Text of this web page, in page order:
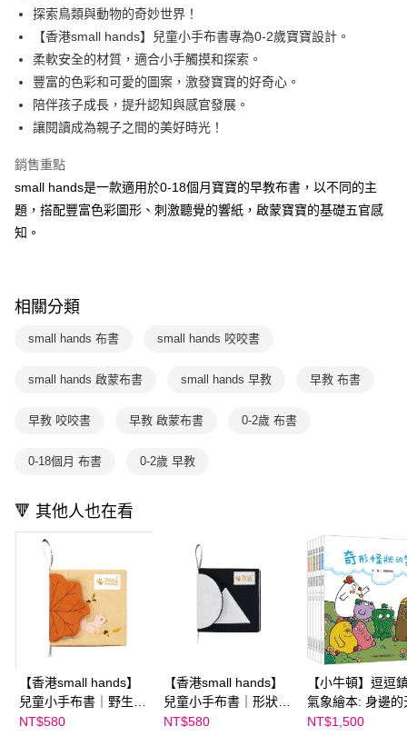
2.付款方式選擇「大哥付你分期」，訂單成立後會自動跳轉到大哥付的交易
流程，驗證手機門號後，選擇欲分期的期數、繳款截止日，確認付款後即完
成交易。
3.實際核准額度、可分期數及費用金額請依後續交易確認頁面所載為準。
4.訂單成立30分鐘內，如未前往確認交易或遇審核未通過，訂單將自動取
消。如遇「轉專審核」未通過狀況，表示未達大哥付你分期系統評分，恕無
法說明評估內容。
【繳款方式說明】
2.透過簡訊連結打開帳單後，可選擇「超商條碼／台灣大直營門市／銀行轉
帳／街口支付／iPASS MONEY」等通路繳費。
【注意事項】
1.本服務係由「台灣大哥大股份有限公司」（以下簡稱本公司）所提供，讓
資料（包含姓名、電話或地址）提供予台灣大哥大進項蒐集、處理及利用，
由本公司與您本人進行分期帳單所需資料之確認、核對及更正。
3.完整用戶服務條款，請詳閱以下連結：https://oppay.tw/userRule
相關說明
【關於「AFTEE先享後付」】
便利好安心！
１．簡單：不需註冊會員、不需綁卡、不需儲值。
２．便利：只要手機號碼，簡訊認證，即可結帳。
３．安心：先確認商品／服務後，再付款。
１．於結帳方式選擇「AFTEE先享後付」後，將跳轉至「AFTEE先享後付」
結帳頁面，進行簡訊認證並確認金額後，即可完成結帳。
２．訂單成立數日內，您將收到繳費通知簡訊。
３．收到繳費通知簡訊後14天內，點擊此簡訊中的連結，可透過四大超商／
ATM／網路銀行／等多元方式進行付款，方視為交易完成。
是否繳費成功／繳費後需取消欲退款等相關疑問，請聯繫「AFTEE先享後付
１．透過由恩沛科技股份有限公司提供之「AFTEE先享後付」服務完成之交
２．關於個人資料處理事宜，請瀏覽以下網址：
３．未成年的使用者請事先徵得法定代理人或監護人之同意方可使用
４．使用「AFTEE先享後付」時，將依據個別帳號之用戶狀況，依本公司即
時審查核予不同之上限額度；若仍有額度不足之情形，本公司將視審查結果
請求用戶進行身份認證。
５．嚴禁一人註冊多個帳號或使用他人資訊註冊。若發現惡意使用之情形，
恩沛科技股份有限公司將有權停止該用戶之使用額度並採取法律行動。
ATM付款
運送方式
國內宅配/郵寄 (不適用離島、海外及郵局i郵箱)
每筆NT$200
探索鳥類與動物的奇妙世界！
【香港small hands】兒童小手布書專為0-2歲寶寶設計。
柔軟安全的材質，適合小手觸摸和探索。
豐富的色彩和可愛的圖案，激發寶寶的好奇心。
陪伴孩子成長，提升認知與感官發展。
讓閱讀成為親子之間的美好時光！
銷售重點
small hands是一款適用於0-18個月寶寶的早教布書，以不同的主
題，搭配豐富色彩圖形、刺激聽覺的響紙，啟蒙寶寶的基礎五官感
知。
相關分類
small hands 布書 small hands 咬咬書
small hands 啟蒙布書 small hands 早教 早教 布書
早教 咬咬書 早教 啟蒙布書 0-2歲 布書
0-18個月 布書 0-2歲 早教
🔻 其他人也在看
【香港small hands】
兒童小手布書｜野生動
物篇
NT$580
【香港small hands】
兒童小手布書｜形狀啟
蒙篇
NT$580
【小牛頓】逗逗
氣象繪本: 身邊的
(全六冊)
NT$1,500